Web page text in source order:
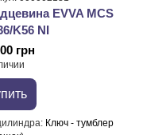
EVVA MCS
K56 NI
грн
Ключ - тумблер